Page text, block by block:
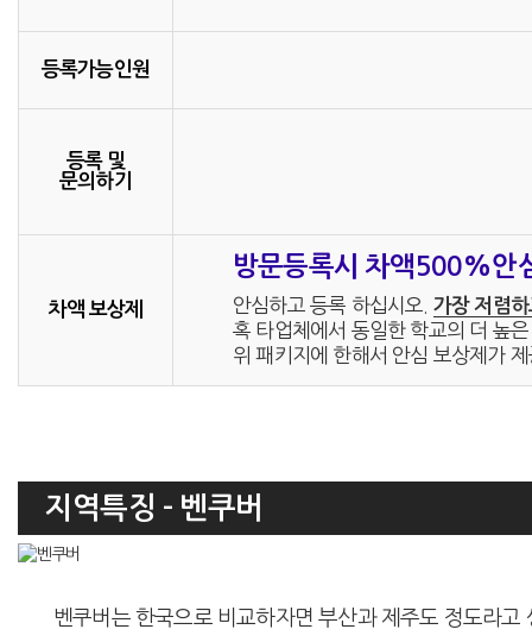
등록가능인원
등록 및
문의하기
차액 보상제
방문등록시 차액500%안
안심하고 등록 하십시오. 가장 저렴
혹 타업체에서 동일한 학교의 더 높
위 패키지에 한해서 안심 보상제가
지역특징 - 벤쿠버
벤쿠버는 한국으로 비교하자면 부산과 제주도 정도라